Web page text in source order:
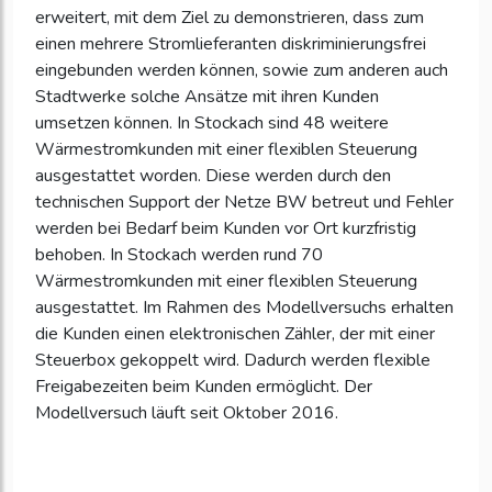
erweitert, mit dem Ziel zu demonstrieren, dass zum
einen mehrere Stromlieferanten diskriminierungsfrei
eingebunden werden können, sowie zum anderen auch
Stadtwerke solche Ansätze mit ihren Kunden
umsetzen können. In Stockach sind 48 weitere
Wärmestromkunden mit einer flexiblen Steuerung
ausgestattet worden. Diese werden durch den
technischen Support der Netze BW betreut und Fehler
werden bei Bedarf beim Kunden vor Ort kurzfristig
behoben. In Stockach werden rund 70
Wärmestromkunden mit einer flexiblen Steuerung
ausgestattet. Im Rahmen des Modellversuchs erhalten
die Kunden einen elektronischen Zähler, der mit einer
Steuerbox gekoppelt wird. Dadurch werden flexible
Freigabezeiten beim Kunden ermöglicht. Der
Modellversuch läuft seit Oktober 2016.